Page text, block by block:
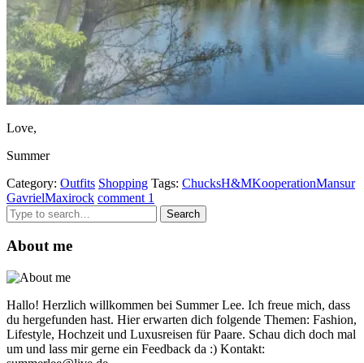
Love,
Summer
Category: Outfits Shopping Tags: ChucksH&MKooperationMansur
GavrielMaxirock comment 1
Search
for:
About me
Hallo! Herzlich willkommen bei Summer Lee. Ich freue mich, dass
du hergefunden hast. Hier erwarten dich folgende Themen: Fashion,
Lifestyle, Hochzeit und Luxusreisen für Paare. Schau dich doch mal
um und lass mir gerne ein Feedback da :) Kontakt: